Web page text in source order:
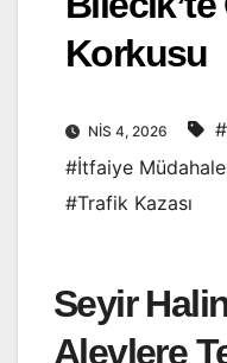
Korkusu
NIS 4, 2026
#İtfaiye
#Trafik Kazası
Seyir
Alevlere